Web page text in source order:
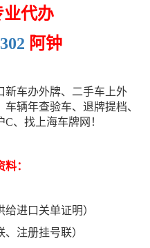
业代办
阿钟
新车办外牌、二手车上外
辆年查验车、退牌提档、
、找上海车牌网！
：
进口关单证明）
注册挂号联）